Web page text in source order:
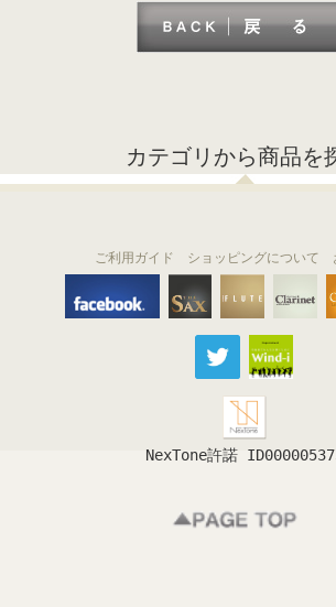
カテゴリから商品を
THE SAX The
Ocarina
ご利用ガイド ショッピングについて
NexTone許諾